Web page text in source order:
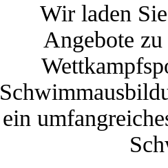
Wir laden
Angebote
ein